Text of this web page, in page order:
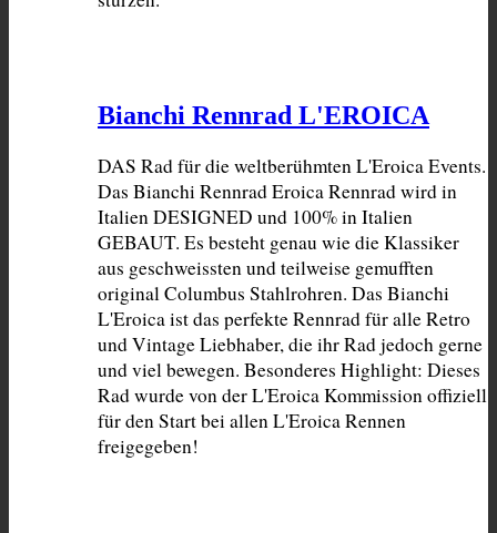
Bianchi Rennrad L'EROICA
DAS Rad für die weltberühmten L'Eroica Events.
Das Bianchi Rennrad Eroica Rennrad wird in
Italien DESIGNED und 100% in Italien
GEBAUT. Es besteht genau wie die Klassiker
aus geschweissten und teilweise gemufften
original Columbus Stahlrohren. Das Bianchi
L'Eroica ist das perfekte Rennrad für alle Retro
und Vintage Liebhaber, die ihr Rad jedoch gerne
und viel bewegen. Besonderes Highlight: Dieses
Rad wurde von der L'Eroica Kommission offiziell
für den Start bei allen L'Eroica Rennen
freigegeben!